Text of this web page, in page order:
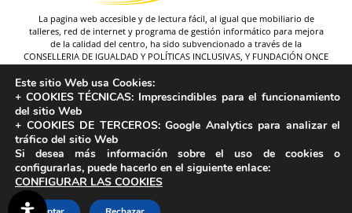
La pagina web accesible y de lectura fácil, al igual que mobiliario de
talleres, red de internet y programa de gestión informático para mejora
de la calidad del centro, ha sido subvencionado a través de la
CONSELLERIA DE IGUALDAD Y POLÍTICAS INCLUSIVAS, Y FUNDACIÓN ONCE
Autor pictogramas:Sergio Palao
Procedencia:
ARASAAC
Licencia: CC (BY-NC-SA)
Propiedad:
Este sitio Web usa Cookies:
+ COOKIES TÉCNICAS: Imprescindibles para el funcionamiento
del sitio Web
+ COOKIES DE TERCEROS:Google Analytics para analizar el
tráfico del sitio Web
Si desea más información sobre el uso de cookies o
configurarlas, puede hacerlo en el siguiente enlace:
CONFIGURAR LAS COOKIES